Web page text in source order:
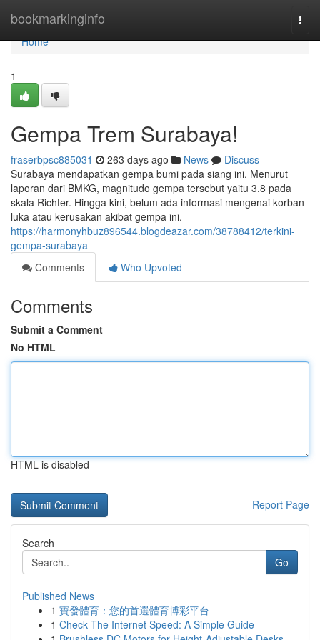
bookmarkinginfo
Home
Home
1
Gempa Trem Surabaya!
fraserbpsc885031 263 days ago News
Discuss
Surabaya mendapatkan gempa bumi pada siang ini. Menurut
laporan dari BMKG, magnitudo gempa tersebut yaitu 3.8 pada
skala Richter. Hingga kini, belum ada informasi mengenai korban
luka atau kerusakan akibat gempa ini.
https://harmonyhbuz896544.blogdeazar.com/38788412/terkini-
gempa-surabaya
Comments
Who Upvoted
Comments
Submit a Comment
No HTML
HTML is disabled
Report Page
Search
Go
Published News
1 寶發體育：您的首選體育博彩平台
1 Check The Internet Speed: A Simple Guide